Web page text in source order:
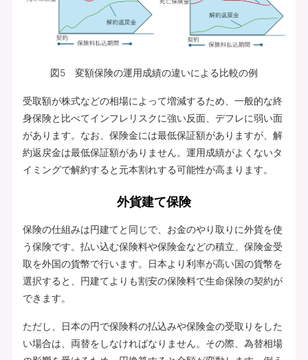
図5 変額保険の運用成績の違いによる比較の例
受取額が株式などの相場によって増減するため、一般的な終
身保険と比べてインフレリスクに強い反面、デフレに弱い面
があります。なお、保険金には最低保証額がありますが、解
約返戻金は最低保証額がありません。運用成績がよくないタ
イミングで解約すると元本割れする可能性が高まります。
外貨建て保険
保険の仕組みは円建てと同じで、お金のやり取りに外貨を使
う保険です。払い込む保険料や保険金などの積立、保険金受
取を外国の貨幣で行います。日本より利率が高い国の貨幣を
選択すると、円建てよりも割安の保険料で生命保険の契約が
できます。
ただし、日本の円で保険料の払込みや保険金の受取りをした
い場合は、両替をしなければなりません。その際、為替相場